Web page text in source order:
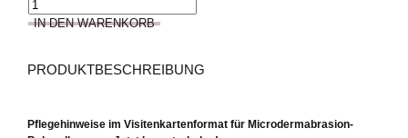
Pflegehinweis
Menge
IN DEN WARENKORB
PRODUKTBESCHREIBUNG
Pflegehinweise im Visitenkartenformat für Microdermabrasion-